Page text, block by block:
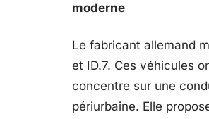
moderne
Le fabricant allemand
et ID.7. Ces véhicules
concentre sur une
périurbaine. Elle